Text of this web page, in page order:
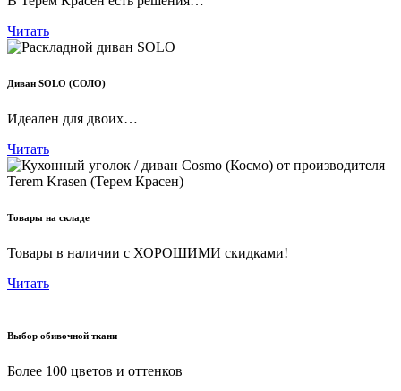
Читать
Диван SOLO (СОЛО)
Идеален для двоих…
Читать
Товары на складе
Товары в наличии с ХОРОШИМИ скидками!
Читать
Выбор обивочной ткани
Более 100 цветов и оттенков